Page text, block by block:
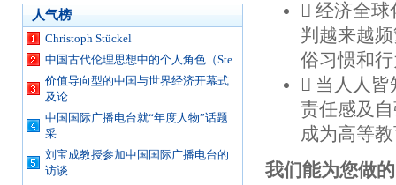
人气榜
Christoph Stückel
中国古代伦理思想中的个人角色（Ste
价值导向型的中国与世界经济开幕式
及论
中国国际广播电台就“年度人物”话题
采
刘宝成教授参加中国国际广播电台的
访谈
 经济全
判越来越
俗习惯和
 当人人
责任感及
成为高等
我们能为您做